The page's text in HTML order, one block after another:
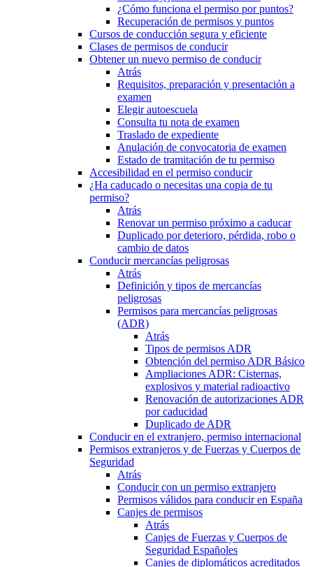
¿Cómo funciona el permiso por puntos?
Recuperación de permisos y puntos
Cursos de conducción segura y eficiente
Clases de permisos de conducir
Obtener un nuevo permiso de conducir
Atrás
Requisitos, preparación y presentación a
examen
Elegir autoescuela
Consulta tu nota de examen
Traslado de expediente
Anulación de convocatoria de examen
Estado de tramitación de tu permiso
Accesibilidad en el permiso conducir
¿Ha caducado o necesitas una copia de tu
permiso?
Atrás
Renovar un permiso próximo a caducar
Duplicado por deterioro, pérdida, robo o
cambio de datos
Conducir mercancías peligrosas
Atrás
Definición y tipos de mercancías
peligrosas
Permisos para mercancías peligrosas
(ADR)
Atrás
Tipos de permisos ADR
Obtención del permiso ADR Básico
Ampliaciones ADR: Cisternas,
explosivos y material radioactivo
Renovación de autorizaciones ADR
por caducidad
Duplicado de ADR
Conducir en el extranjero, permiso internacional
Permisos extranjeros y de Fuerzas y Cuerpos de
Seguridad
Atrás
Conducir con un permiso extranjero
Permisos válidos para conducir en España
Canjes de permisos
Atrás
Canjes de Fuerzas y Cuerpos de
Seguridad Españoles
Canjes de diplomáticos acreditados